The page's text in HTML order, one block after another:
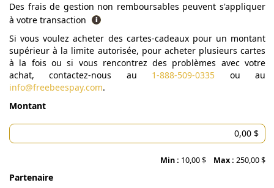
Des frais de gestion non remboursables peuvent s'appliquer
à votre transaction
Si vous voulez acheter des cartes-cadeaux pour un montant
supérieur à la limite autorisée, pour acheter plusieurs cartes
à la fois ou si vous rencontrez des problèmes avec votre
achat, contactez-nous au 1-888-509-0335 ou au
info@freebeespay.com.
Montant
Min : 10,00 $ Max : 250,00 $
Partenaire